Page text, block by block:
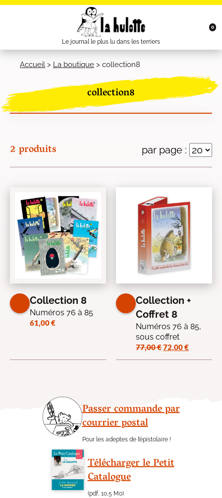
Le journal le plus lu dans les terriers
0
Accueil > La boutique > collection8
collection8
2 produits par page :
Collection 8
Numéros 76 à 85
61,00€
Collection +
Coffret 8
Numéros 76 à 85,
sous coffret
77,00€Le
72,00€Le
Passer commande par
courrier postal
Pour les adeptes de l’épistolaire !
Télécharger le Petit
Catalogue
(pdf, 10,5 Mo)